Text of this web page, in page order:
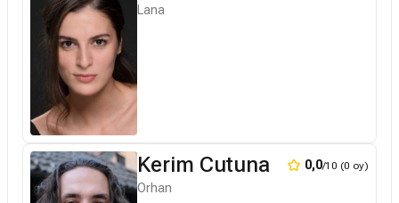
Lana
Kerim Cutuna 0,0/10 (0 oy)
Orhan